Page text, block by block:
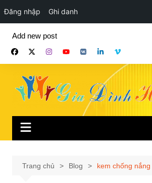
Đăng nhập Ghi danh
phần
Add new post
Trang chủ Blog kem chống nắng